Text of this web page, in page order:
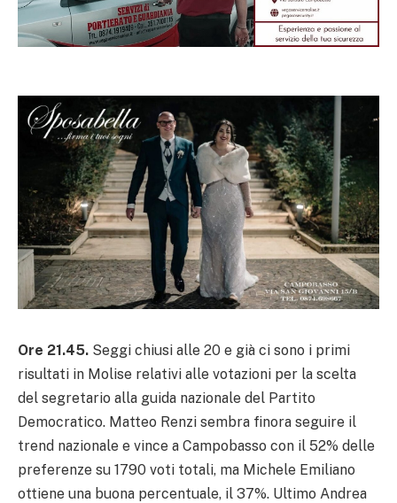
Ore 21.45. Seggi chiusi alle 20 e già ci sono i primi
risultati in Molise relativi alle votazioni per la scelta
del segretario alla guida nazionale del Partito
Democratico. Matteo Renzi sembra finora seguire il
trend nazionale e vince a Campobasso con il 52% delle
preferenze su 1790 voti totali, ma Michele Emiliano
ottiene una buona percentuale, il 37%. Ultimo Andrea